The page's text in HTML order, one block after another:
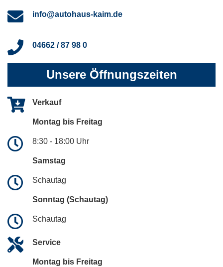
info@autohaus-kaim.de
04662 / 87 98 0
Unsere Öffnungszeiten
Verkauf
Montag bis Freitag
8:30 - 18:00 Uhr
Samstag
Schautag
Sonntag (Schautag)
Schautag
Service
Montag bis Freitag